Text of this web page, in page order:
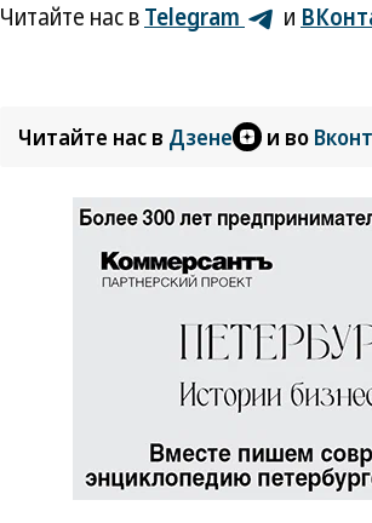
Читайте нас вTelegram и
Читайте нас в Дзене и во